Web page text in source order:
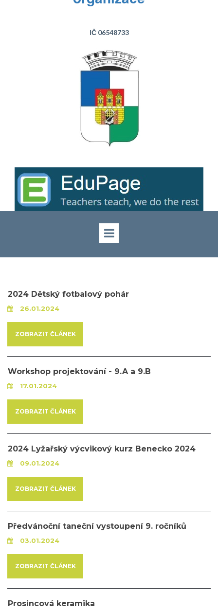
IČ 06548733
2024 Dětský fotbalový pohár
26.01.2024
ZOBRAZIT ČLÁNEK
Workshop projektování - 9.A a 9.B
17.01.2024
ZOBRAZIT ČLÁNEK
2024 Lyžařský výcvikový kurz Benecko 2024
09.01.2024
ZOBRAZIT ČLÁNEK
Předvánoční taneční vystoupení 9. ročníků
03.01.2024
ZOBRAZIT ČLÁNEK
Prosincová keramika